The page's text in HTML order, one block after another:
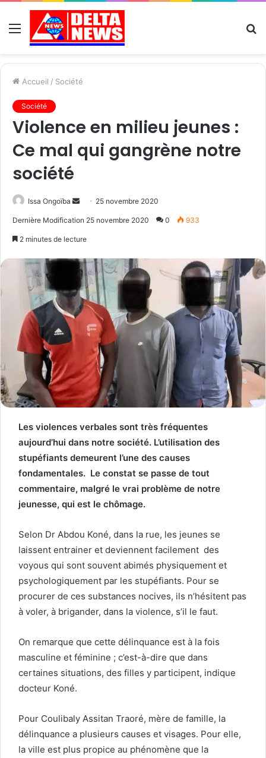
Menu
Accueil / Société
Société
Violence en milieu jeunes :
Ce mal qui gangrène notre
société
Issa Ongoïba
Send 25 novembre 2020
Dernière Modification 25 novembre 2020 0 933
2 minutes de lecture
Les violences verbales sont très fréquentes
aujourd’hui dans notre société. L’utilisation des
stupéfiants demeurent l’une des causes
fondamentales. Le constat se passe de tout
commentaire, malgré le vrai problème de notre
jeunesse, qui est le chômage.
Selon Dr Abdou Koné, dans la rue, les jeunes se
laissent entrainer et deviennent facilement des
voyous qui sont souvent abimés physiquement et
psychologiquement par les stupéfiants. Pour se
procurer de ces substances nocives, ils n’hésitent pas
à voler, à brigander, dans la violence, s’il le faut.
On remarque que cette délinquance est à la fois
masculine et féminine ; c’est-à-dire que dans
certaines situations, des filles y participent, indique
docteur Koné.
Pour Coulibaly Assitan Traoré, mère de famille, la
délinquance a plusieurs causes et visages. Pour elle,
la ville est plus propice au phénomène que la